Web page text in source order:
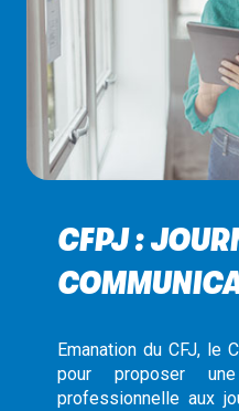
CFPJ :
Emanation du CFJ, le
pour proposer
professionnelle aux